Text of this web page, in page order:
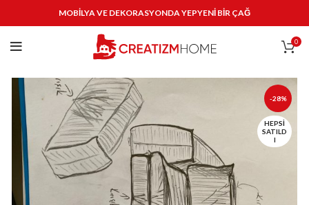
MOBİLYA VE DEKORASYONDA YEPYENİ BİR ÇAĞ
0
-28%
HEPSI
SATILD
I